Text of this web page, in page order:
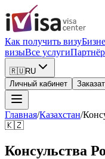
Как получить визу
визыВсе услуги
🇷🇺RU
Личный кабинет
Главная/Казахстан/
🇰🇿
Консульства